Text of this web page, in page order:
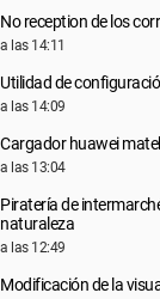
No reception de los
a las 14:11
Utilidad de
a las 14:09
Cargador huawei
a las 13:04
Piratería de
naturaleza
a las 12:49
Modificación de la